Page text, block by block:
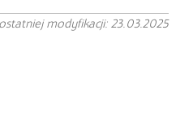
modyfikacji: 23.03.2025